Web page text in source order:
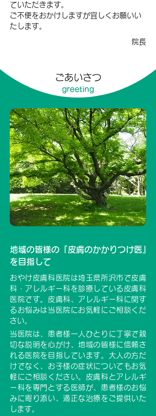
ていただきます。
ご不便をおかけしますが宜しくお願いい
たします。
​院長
ごあいさつ
greeting
地域の皆様の『皮膚のかかりつけ医』
を目指して
おやけ皮膚科医院は埼玉県所沢市で皮膚
科・アレルギー科を診療している皮膚科
医院です。皮膚科、アレルギー科に関す
るお悩みは当医院にお気軽にご相談くだ
さい。
当医院は、患者様一人ひとりに丁寧で親
切な説明を心がけ、地域の皆様に信頼さ
れる医院を目指しています。大人の方だ
けでなく、お子様の症状についてもお気
軽にご相談ください。皮膚科とアレルギ
ー科を専門とする医師が、患者様のお悩
みに寄り添い、適正な治療をご提供いた
します。